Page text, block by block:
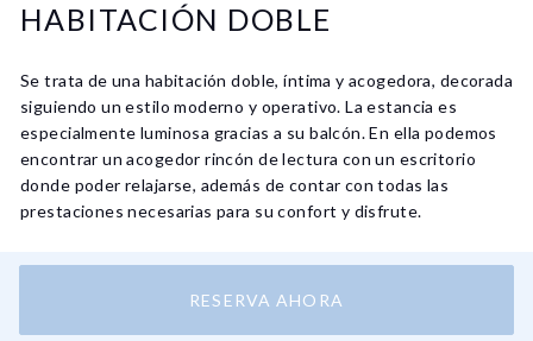
HABITACIÓN DOBLE
Se trata de una habitación doble, íntima y acogedora, decorada
siguiendo un estilo moderno y operativo. La estancia es
especialmente luminosa gracias a su balcón. En ella podemos
encontrar un acogedor rincón de lectura con un escritorio
donde poder relajarse, además de contar con todas las
prestaciones necesarias para su confort y disfrute.
RESERVA AHORA